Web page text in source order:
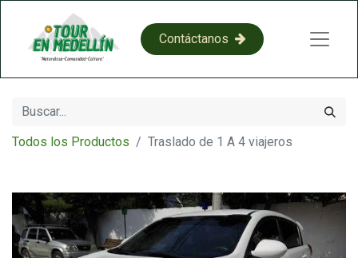
​​C​​on​​​​​​​​tácta​​​​​​​​​​​​​​​​​​​​​​no​​​​s​​
Todos los Productos Traslado de 1 A 4 viajeros